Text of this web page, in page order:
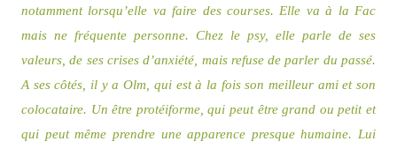
notamment lorsqu’elle va faire des courses. Elle va à la Fac
mais ne fréquente personne. Chez le psy, elle parle de ses
valeurs, de ses crises d’anxiété, mais refuse de parler du passé.
A ses côtés, il y a Olm, qui est à la fois son meilleur ami et son
colocataire. Un être protéiforme, qui peut être grand ou petit et
qui peut même prendre une apparence presque humaine. Lui